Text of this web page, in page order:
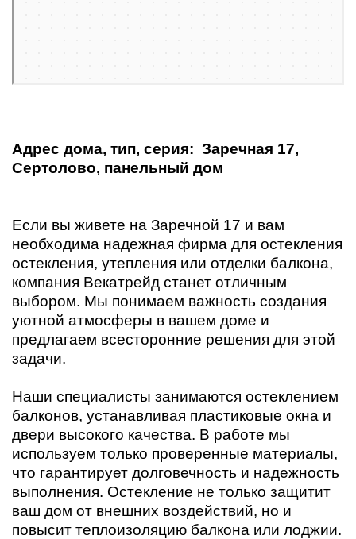
Адрес дома, тип, серия: Заречная 17,
Сертолово, панельный дом
Если вы живете на Заречной 17 и вам
необходима надежная фирма для остекления
остекления, утепления или отделки балкона,
компания Векатрейд станет отличным
выбором. Мы понимаем важность создания
уютной атмосферы в вашем доме и
предлагаем всесторонние решения для этой
задачи.
Наши специалисты занимаются остеклением
балконов, устанавливая пластиковые окна и
двери высокого качества. В работе мы
используем только проверенные материалы,
что гарантирует долговечность и надежность
выполнения. Остекление не только защитит
ваш дом от внешних воздействий, но и
повысит теплоизоляцию балкона или лоджии.